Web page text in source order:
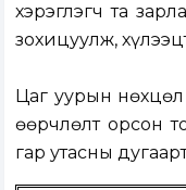
хэрэглэгч та
зохицуулж,
Цаг уурын нөхцөл
өөрчлөлт орсон
гар утасны